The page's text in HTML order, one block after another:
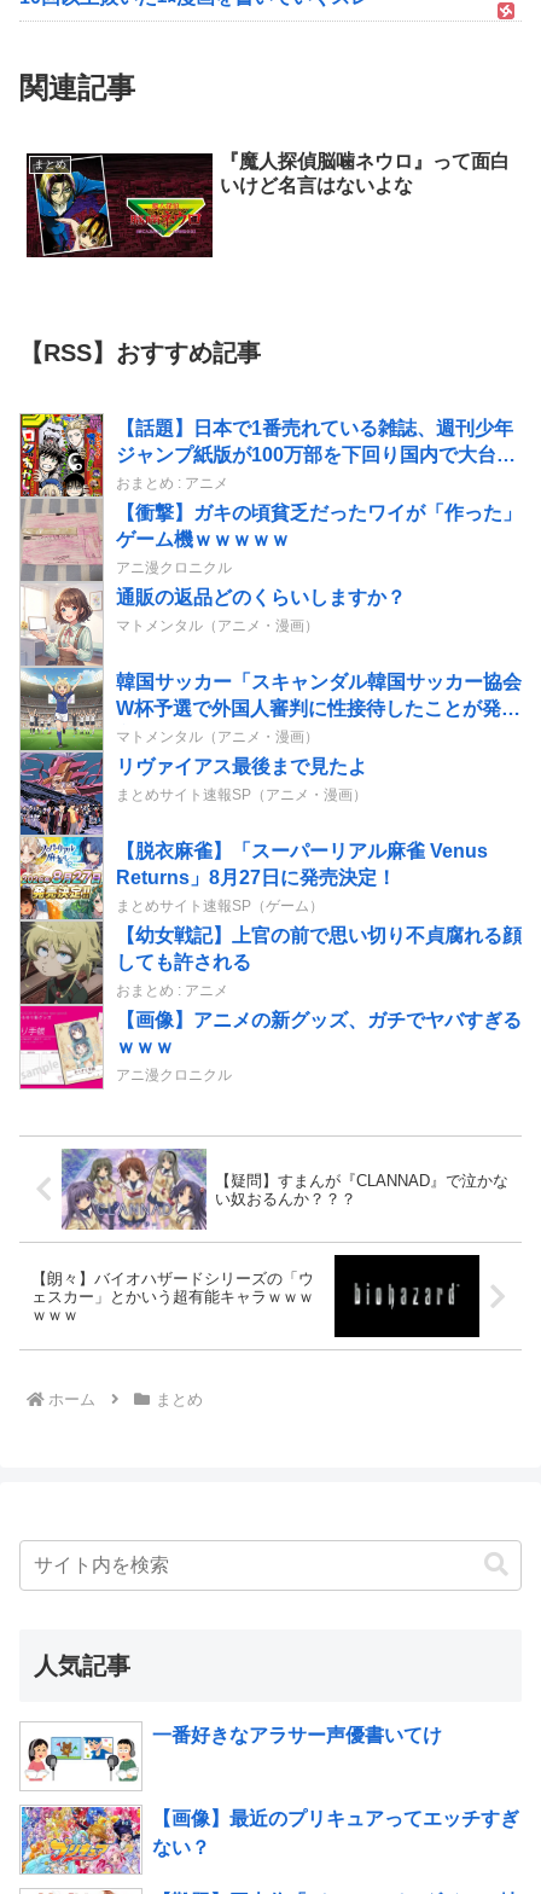
関連記事
まとめ
『魔人探偵脳噛ネウロ』って面白
いけど名言はないよな
【RSS】おすすめ記事
【話題】日本で1番売れている雑誌、週刊少年
ジャンプ紙版が100万部を下回り国内で大台を
超える雑誌はゼロに。なお、電子版を含めた漫
画市場規模は歴史上最盛期を迎えている！！
おまとめ : アニメ
【衝撃】ガキの頃貧乏だったワイが「作った」
ゲーム機ｗｗｗｗｗ
アニ漫クロニクル
通販の返品どのくらいしますか？
マトメンタル（アニメ・漫画）
韓国サッカー「スキャンダル韓国サッカー協会
W杯予選で外国人審判に性接待したことが発
覚！」
マトメンタル（アニメ・漫画）
リヴァイアス最後まで見たよ
まとめサイト速報SP（アニメ・漫画）
【脱衣麻雀】「スーパーリアル麻雀 Venus
Returns」8月27日に発売決定！
まとめサイト速報SP（ゲーム）
【幼女戦記】上官の前で思い切り不貞腐れる顔
しても許される
おまとめ : アニメ
【画像】アニメの新グッズ、ガチでヤバすぎる
ｗｗｗ
アニ漫クロニクル
【疑問】すまんが『CLANNAD』で泣かな
い奴おるんか？？？
【朗々】バイオハザードシリーズの「ウ
ェスカー」とかいう超有能キャラｗｗｗ
ｗｗｗ
ホーム まとめ
人気記事
一番好きなアラサー声優書いてけ
【画像】最近のプリキュアってエッチすぎ
ない？